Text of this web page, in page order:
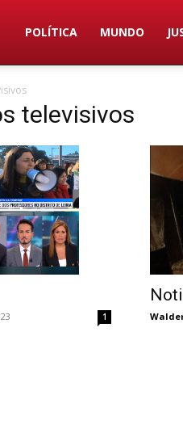
Duas
Linhas
POLÍTICA MUNDO
televisivos
1